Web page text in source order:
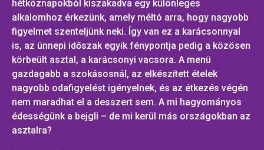
hétköznapokból kiszakadva egy különleges
alkalomhoz érkezünk, amely méltó arra, hogy nagyobb
figyelmet szenteljünk neki. Így van ez a karácsonnyal
is, az ünnepi időszak egyik fénypontja pedig a közösen
körbeült asztal, a karácsonyi vacsora. A menü
gazdagabb a szokásosnál, az elkészített ételek
nagyobb odafigyelést igényelnek, és az étkezés végén
nem maradhat el a desszert sem. A mi hagyományos
édességünk a bejgli – de mi kerül más országokban az
asztalra?